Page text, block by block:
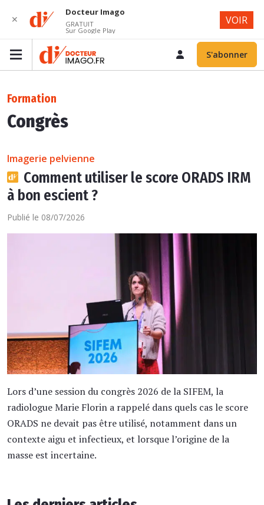
S'abonner
Formation
Congrès
Imagerie pelvienne
Comment utiliser le score ORADS IRM
à bon escient ?
Lors d’une session du congrès 2026 de la SIFEM, la
radiologue Marie Florin a rappelé dans quels cas le score
ORADS ne devait pas être utilisé, notamment dans un
contexte aigu et infectieux, et lorsque l’origine de la
masse est incertaine.
Publié le 08/07/2026
✕
Docteur Imago
GRATUIT
Sur Google Play
VOIR